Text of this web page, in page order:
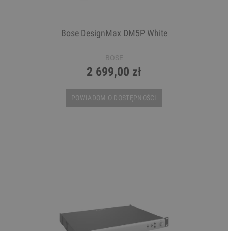
Bose DesignMax DM5P White
BOSE
2 699,00 zł
POWIADOM O DOSTĘPNOŚCI